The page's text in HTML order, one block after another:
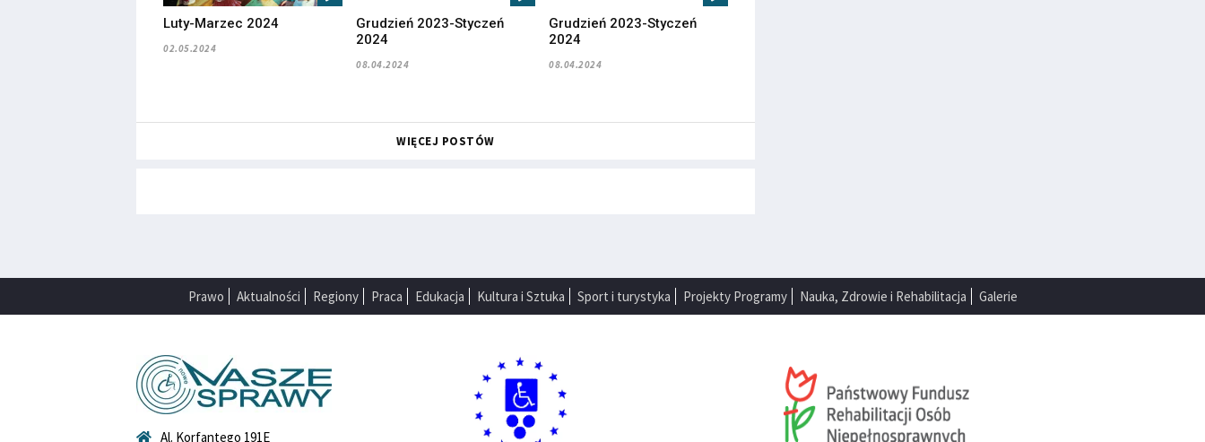
Luty-Marzec 2024
02.05.2024
Grudzień 2023-Styczeń
2024
08.04.2024
Grudzień 2023-Styczeń
2024
08.04.2024
WIĘCEJ POSTÓW
Prawo Aktualności Regiony Praca Edukacja Kultura i Sztuka Sport i turystyka Projekty Programy Nauka, Zdrowie i Rehabilitacja Galerie
Al. Korfantego 191E